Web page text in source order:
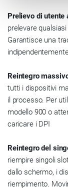
Prelievo di
prelevare
Garantisce una
Reintegro
tutti i dispositivi
il processo. Per
modello 900 o
caricare i DPI
Reintegro del
riempire singoli
dallo schermo, i
riempimento.